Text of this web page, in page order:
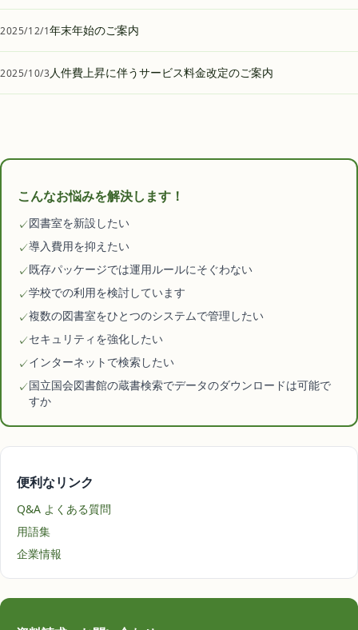
2025/12/1年末年始のご案内
2025/10/3人件費上昇に伴うサービス料金改定のご案内
こんなお悩みを解決します！
✓図書室を新設したい
✓導入費用を抑えたい
✓既存パッケージでは運用ルールにそぐわない
✓学校での利用を検討しています
✓複数の図書室をひとつのシステムで管理したい
✓セキュリティを強化したい
✓インターネットで検索したい
✓国立国会図書館の蔵書検索でデータのダウンロードは可能で
すか
便利なリンク
Q&A よくある質問
用語集
企業情報